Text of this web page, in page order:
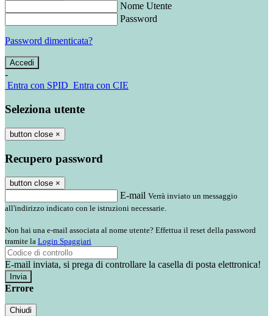
Nome Utente
Password
Password dimenticata?
-
Entra con SPID Entra con CIE
Seleziona utente
button close ×
Recupero password
button close ×
E-mail Verrà inviato un messaggio
all'indirizzo indicato con le istruzioni necessarie.
Non hai una e-mail associata al nome utente? Effettua il reset della password
tramite la Login Spaggiari
E-mail inviata, si prega di controllare la casella di posta elettronica!
Errore
Chiudi